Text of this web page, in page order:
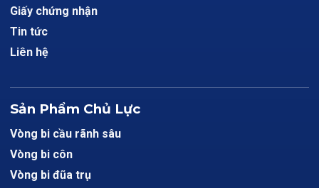
Giấy chứng nhận
Tin tức
Liên hệ
Sản Phẩm Chủ Lực
Vòng bi cầu rãnh sâu
Vòng bi côn
Vòng bi đũa trụ